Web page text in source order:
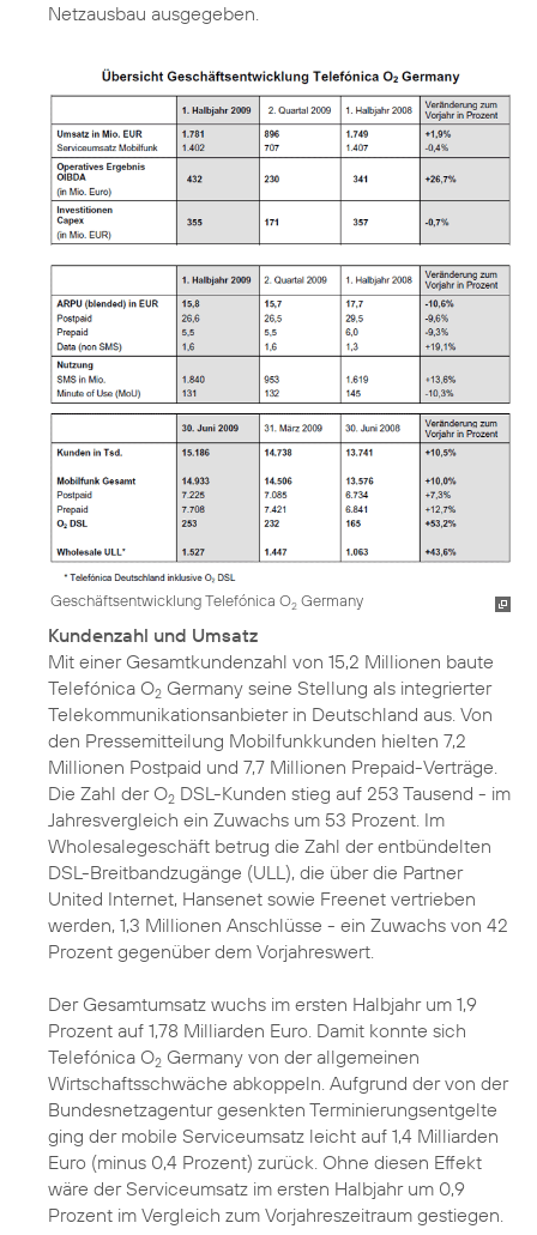
Netzausbau ausgegeben.
Geschäftsentwicklung Telefónica O2 Germany
Kundenzahl und Umsatz
Mit einer Gesamtkundenzahl von 15,2 Millionen baute
Telefónica O2 Germany seine Stellung als integrierter
Telekommunikationsanbieter in Deutschland aus. Von
den Pressemitteilung Mobilfunkkunden hielten 7,2
Millionen Postpaid und 7,7 Millionen Prepaid-Verträge.
Die Zahl der O2 DSL-Kunden stieg auf 253 Tausend - im
Jahresvergleich ein Zuwachs um 53 Prozent. Im
Wholesalegeschäft betrug die Zahl der entbündelten
DSL-Breitbandzugänge (ULL), die über die Partner
United Internet, Hansenet sowie Freenet vertrieben
werden, 1,3 Millionen Anschlüsse - ein Zuwachs von 42
Prozent gegenüber dem Vorjahreswert.
Der Gesamtumsatz wuchs im ersten Halbjahr um 1,9
Prozent auf 1,78 Milliarden Euro. Damit konnte sich
Telefónica O2 Germany von der allgemeinen
Wirtschaftsschwäche abkoppeln. Aufgrund der von der
Bundesnetzagentur gesenkten Terminierungsentgelte
ging der mobile Serviceumsatz leicht auf 1,4 Milliarden
Euro (minus 0,4 Prozent) zurück. Ohne diesen Effekt
wäre der Serviceumsatz im ersten Halbjahr um 0,9
Prozent im Vergleich zum Vorjahreszeitraum gestiegen.